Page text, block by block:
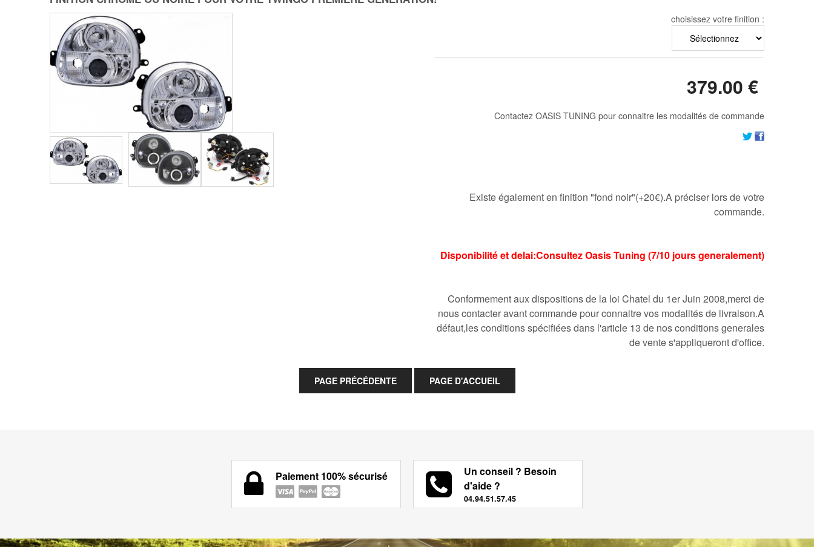
choisissez votre finition :
379.00 €
Contactez OASIS TUNING pour connaitre les modalités de commande
Existe également en finition "fond noir"(+20€).A préciser lors de votre
commande.
Disponibilité et delai:Consultez Oasis Tuning (7/10 jours generalement)
Conformement aux dispositions de la loi Chatel du 1er Juin 2008,merci de
nous contacter avant commande pour connaitre vos modalités de livraison.A
défaut,les conditions spécifiées dans l'article 13 de nos conditions generales
de vente s'appliqueront d'office.
Paiement 100% sécurisé
Un conseil ? Besoin
d'aide ?
04.94.51.57.45